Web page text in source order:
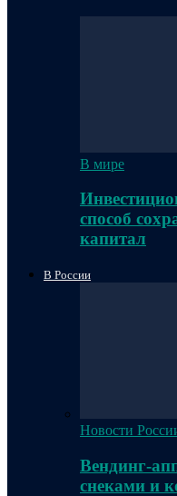
В мире
способ
капитал
В России
Новости
Вендинг-
снеками и